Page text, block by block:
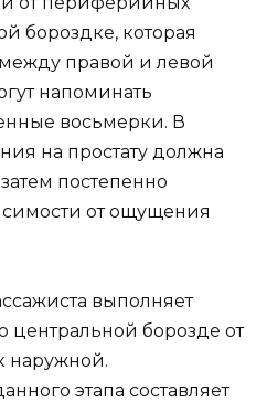
бороздке, которая
правой и левой
напоминать
восьмерки. В
на простату должна
постепенно
от ощущения
выполняет
борозде от
наружной.
этапа составляет